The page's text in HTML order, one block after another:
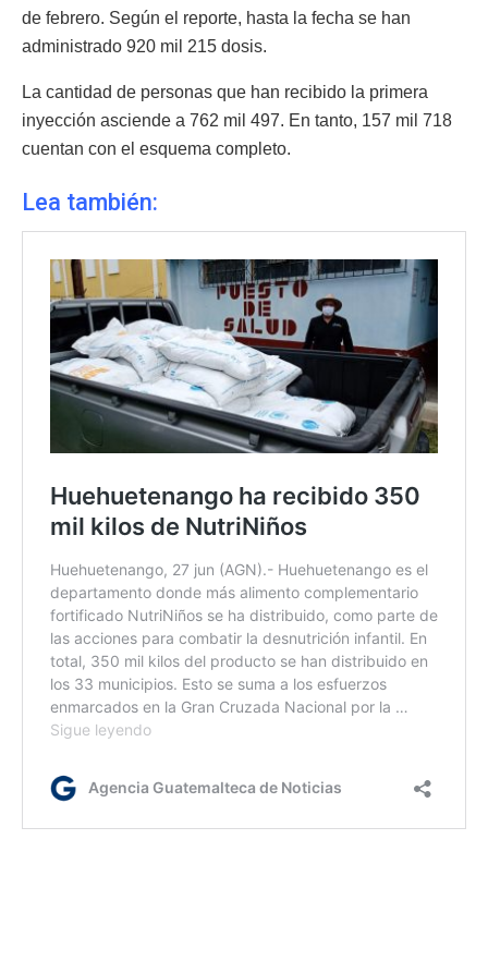
de febrero. Según el reporte, hasta la fecha se han
administrado 920 mil 215 dosis.
La cantidad de personas que han recibido la primera
inyección asciende a 762 mil 497. En tanto, 157 mil 718
cuentan con el esquema completo.
Lea también: